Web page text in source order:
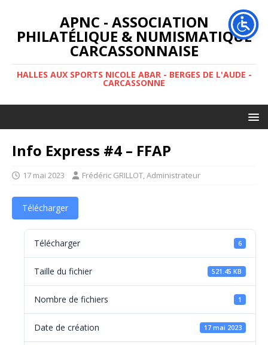
APNC - ASSOCIATION
PHILATÉLIQUE & NUMISMATIQUE
CARCASSONNAISE
HALLES AUX SPORTS NICOLE ABAR - BERGES DE L'AUDE -
CARCASSONNE
Info Express #4 – FFAP
17 mai 2023 Frédéric GRILLOT, Administrateur
Télécharger
Télécharger 6
Taille du fichier 521.45 KB
Nombre de fichiers 1
Date de création 17 mai 2023